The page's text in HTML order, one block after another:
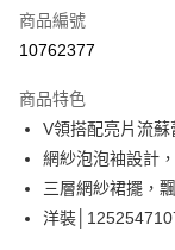
合作金庫商業銀行
上海商業儲蓄銀行
臺灣中小企業銀行
匯豐（台灣）商業
聯邦商業銀行
元大商業銀行
玉山商業銀行
超商取貨付款
LINE Pay
Apple Pay
街口支付
悠遊付
商品編號
10762377
商品特色
V領搭配亮片流
網紗泡泡袖設計
三層網紗裙擺，
洋裝